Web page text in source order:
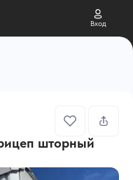
Вход
шторный